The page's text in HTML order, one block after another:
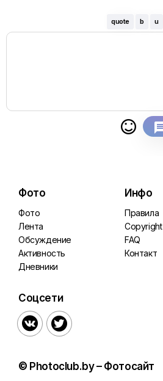
quote b u

Фото
Фото
Лента
Обсуждение
Активность
Дневники
Инфо
Правила
Copyright
FAQ
Контакт
Соцсети
 
© Photoclub.by – Фотосайт